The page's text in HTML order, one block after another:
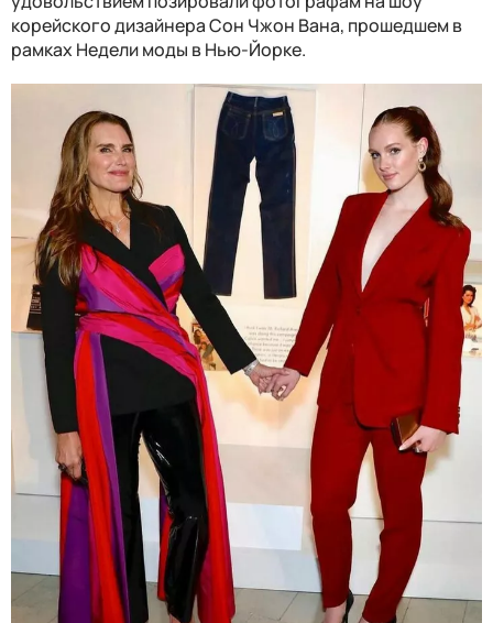
корейского дизайнера Сон Чжон Вана, прошедшем в
рамках Недели моды в Нью-Йорке.